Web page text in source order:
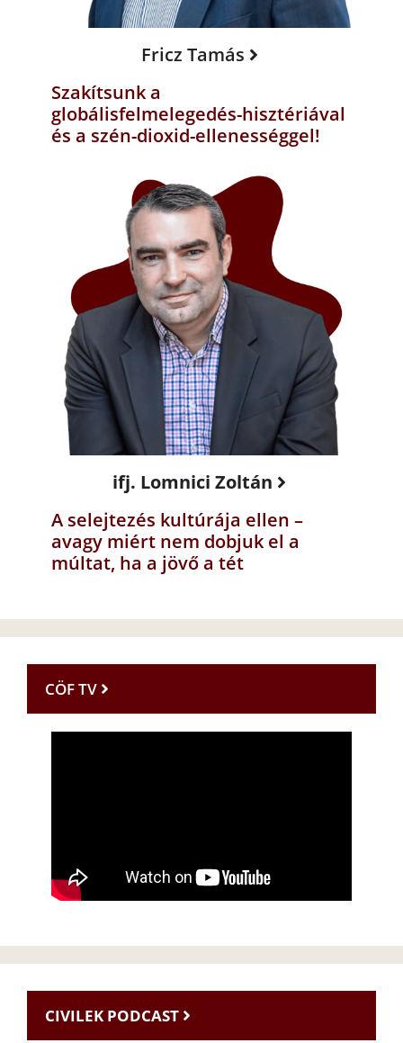
Fricz Tamás
Szakítsunk a
globálisfelmelegedés-hisztériával
és a szén-dioxid-ellenességgel!
ifj. Lomnici Zoltán
A selejtezés kultúrája ellen –
avagy miért nem dobjuk el a
múltat, ha a jövő a tét
CÖF TV
CIVILEK PODCAST